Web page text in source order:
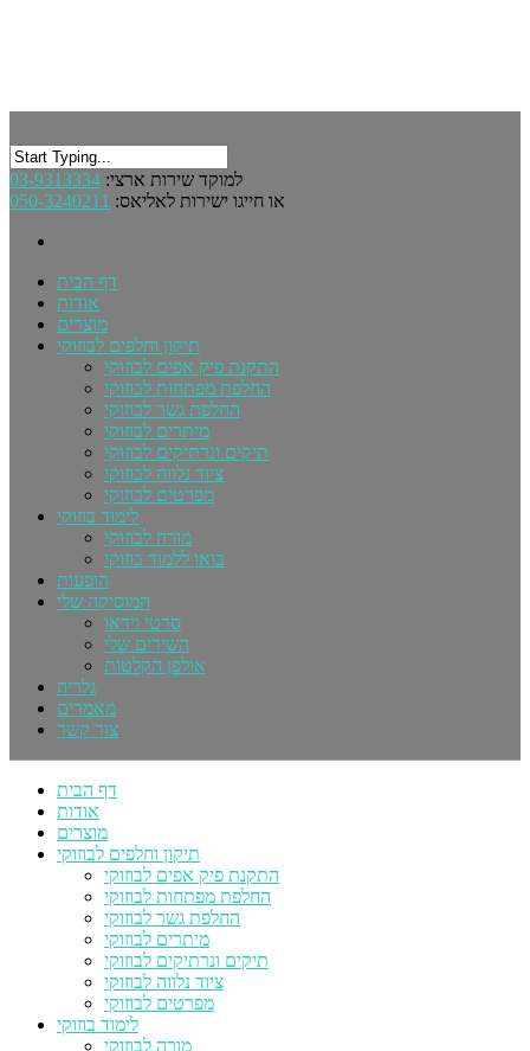
למוקד שירות ארצי: 03-9313334
או חייגו ישירות לאליאס: 050-3240211
דף הבית
אודות
מוצרים
תיקון וחלפים לבוזוקי
התקנת פיק אפים לבוזוקי
החלפת מפתחות לבוזוקי
החלפת גשר לבוזוקי
מיתרים לבוזוקי
תיקים ונרתיקים לבוזוקי
ציוד נלווה לבוזוקי
מפרטים לבוזוקי
לימוד בוזוקי
מורה לבוזוקי
בואו ללמוד בוזוקי
הופעות
המוסיקה שלי
סרטי וידאו
השירים שלי
אולפן הקלטות
גלריה
מאמרים
צור קשר
דף הבית
אודות
מוצרים
תיקון וחלפים לבוזוקי
התקנת פיק אפים לבוזוקי
החלפת מפתחות לבוזוקי
החלפת גשר לבוזוקי
מיתרים לבוזוקי
תיקים ונרתיקים לבוזוקי
ציוד נלווה לבוזוקי
מפרטים לבוזוקי
לימוד בוזוקי
מורה לבוזוקי